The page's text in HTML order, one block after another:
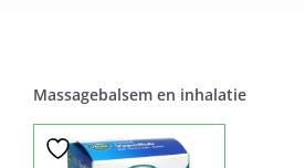
Massagebalsem en inhalatie